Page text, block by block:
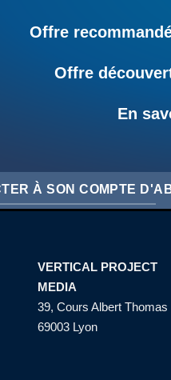
Offre
Offre
En
À SON COMPTE
VERTICAL PROJECT
MEDIA
39, Cours Albert Thomas
69003 Lyon